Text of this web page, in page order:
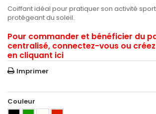
Coiffant idéal pour pratiquer son activité
protégeant du soleil.
Pour commander et bénéficier du
centralisé, connectez-vous ou
en cliquant ici
Imprimer
Couleur